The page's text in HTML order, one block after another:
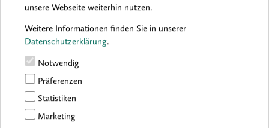
unsere Webseite weiterhin nutzen.
Weitere Informationen finden Sie in unserer
Datenschutzerklärung.
Notwendig
Präferenzen
Statistiken
Marketing
ihrer ungewöhnlichen Arbeit „Sealed“, bei der Holzkohlestaub und
Licht zum Einsatz kommen. Ihre Arbeit wird mit einem
Sonderpreis über 1500 Euro ausgezeichnet. Installationen von
Kawabe waren 2012 in Osaka (Port Gallery T) und in Hamburg
(Kunsthaus und FRISE, mit The BeetoBee Net) zu sehen.
Zur Website von Naho Kawabe